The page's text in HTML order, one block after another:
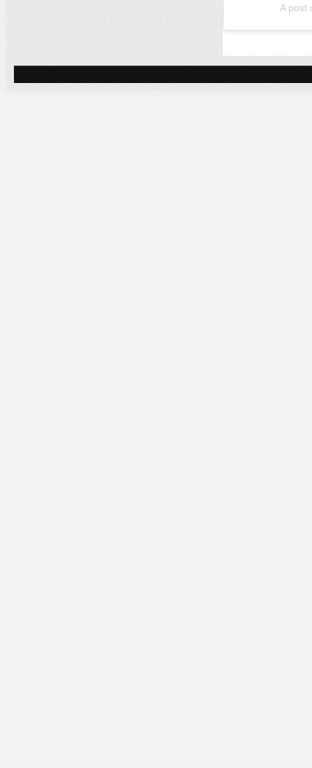
A post